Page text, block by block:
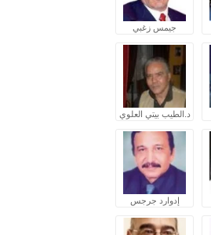
جيمس زغبي
د.الطيب بيتي العلوي
إدوارد جرجس